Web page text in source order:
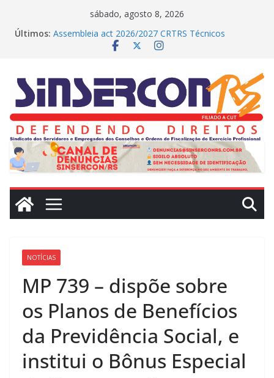
para
sábado, agosto 8, 2026
Últimos: Assembleia act 2026/2027 CRTRS Técnicos
HOJE(22)
Dissídio 2025
PROTESTO JUDICIAL
NOTÍCIAS
MP 739 – dispõe sobre
os Planos de Benefícios
da Previdência Social, e
institui o Bônus Especial